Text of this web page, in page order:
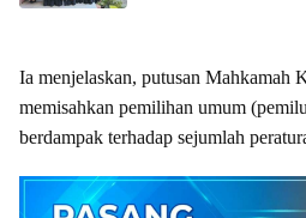
Ia menjelaskan, putusan Mahkamah
memisahkan pemilihan umum
berdampak terhadap sejumlah